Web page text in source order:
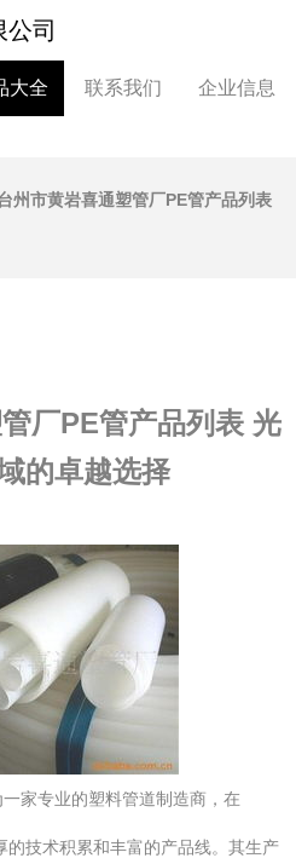
司
大全 联系我们 企业信息
州市黄岩喜通塑管厂PE管产品列表
厂PE管产品列表 光
的卓越选择
家专业的塑料管道制造商，在
的技术积累和丰富的产品线。其生产